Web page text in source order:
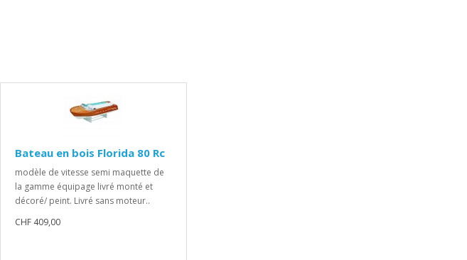
Bateau en bois Florida 80 Rc
modèle de vitesse semi maquette de
la gamme équipage livré monté et
décoré/ peint. Livré sans moteur..
CHF 409,00